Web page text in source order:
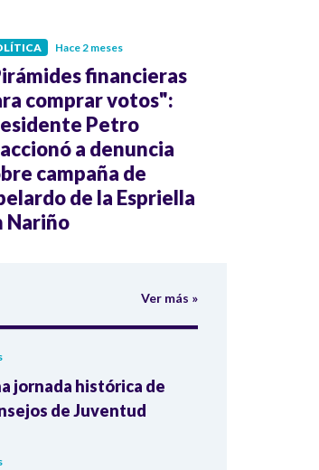
Hace 2 meses
financieras
comprar votos":
Petro
a denuncia
campaña de
de la Espriella
Nariño
Ver más »
jornada histórica de
de Juventud